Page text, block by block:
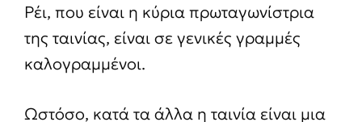
Ρέι, που είναι η κύρια πρωταγωνίστρια
της ταινίας, είναι σε γενικές γραμμές
καλογραμμένοι.
Ωστόσο, κατά τα άλλα η ταινία είναι μια